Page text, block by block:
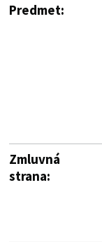
Predmet:
Zmluvná
strana: